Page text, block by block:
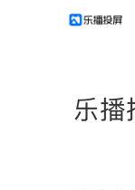
乐播